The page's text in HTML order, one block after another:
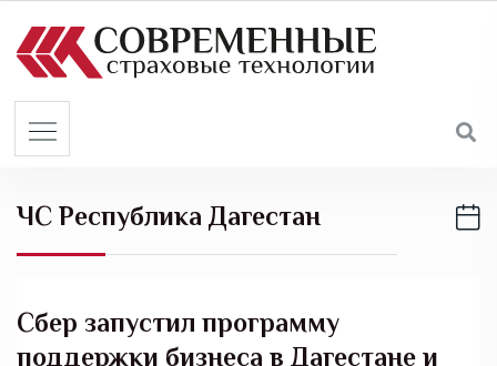
ЧС Республика Дагестан
Сбер запустил программу
поддержки бизнеса в Дагестане и